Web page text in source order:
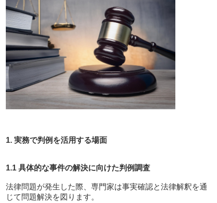
1. 実務で判例を活用する場面
1.1 具体的な事件の解決に向けた判例調査
法律問題が発生した際、専門家は事実確認と法律解釈を通
じて問題解決を図ります。